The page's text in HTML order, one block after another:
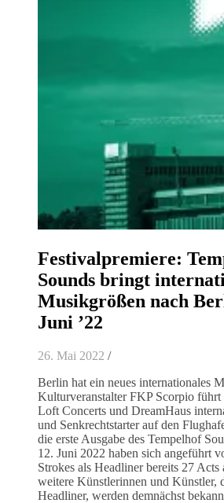
Festivalpremiere:
Sounds bringt
Musikgrößen nach
Juni ’22
26. Mai 2022 /
Berlin hat ein neues internationales
Kulturveranstalter FKP Scorpio führt
Loft Concerts und DreamHaus
und Senkrechtstarter auf den
die erste Ausgabe des Tempelhof
12. Juni 2022 haben sich angeführt
Strokes als Headliner bereits 27
weitere Künstlerinnen und Künstler,
Headliner, werden demnächst